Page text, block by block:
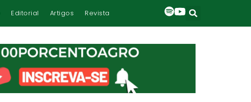
Editorial Artigos Revista